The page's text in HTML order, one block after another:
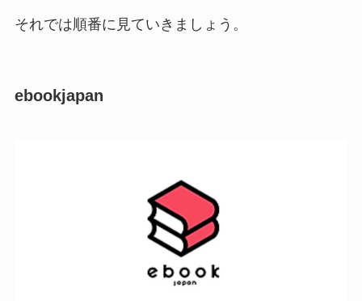
それでは順番に見ていきましょう。
ebookjapan